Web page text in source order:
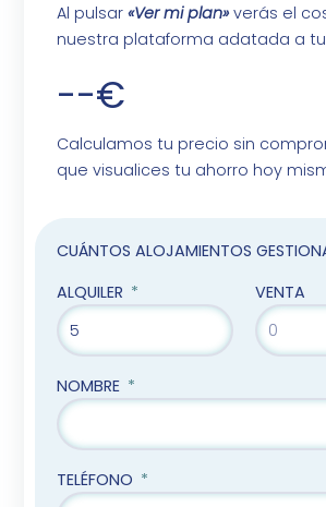
Al pulsar«Ver mi plan»verás el
nuestra plataforma adatada a
--€
Calculamos tu precio sin
que visualices tu ahorro hoy
CUÁNTOS ALOJAMIENTOS
ALQUILER
VENTA
NOMBRE
TELÉFONO